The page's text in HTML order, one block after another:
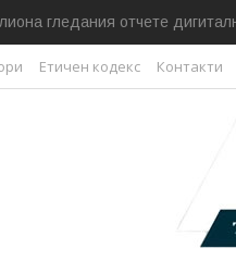
гледания отчете
Етичен кодекс Контакти